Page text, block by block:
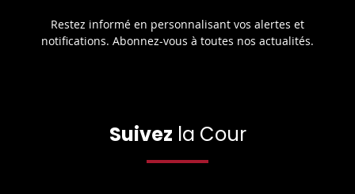
Restez informé en personnalisant vos alertes et
notifications. Abonnez-vous à toutes nos actualités.
Suivez la Cour